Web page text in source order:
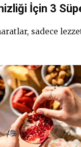
İçin 3
sadece